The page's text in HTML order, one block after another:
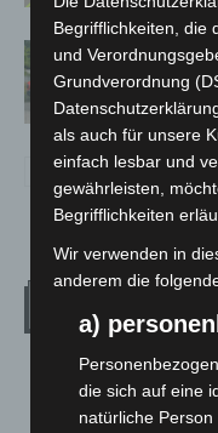
Kreuz
LANGENHAGEN
Mäßig Bewölkt
Begrifflichkeiten, die
und
Grundverordnung
als auch für unsere
einfach lesbar und
gewährleisten,
Begrifflichkeiten
Wir verwenden in
anderem die
a)
die sich auf eine
natürliche